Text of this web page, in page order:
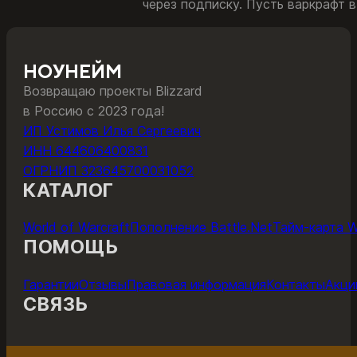
через подписку. Пусть
НОУНЕЙМ
Возвращаю проекты Blizzard
в Россию с 2023 года!
ИП Устимов Илья Сергеевич
ИНН 644606400831
ОГРНИП 323645700031052
КАТАЛОГ
World of WarcraftПополнение Battle.NetТайм-карта
ПОМОЩЬ
ГарантииОтзывыПравовая информацияКонтакты
СВЯЗЬ